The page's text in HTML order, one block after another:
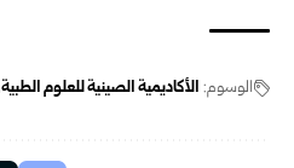
الوسوم: الأكاديمية الصينية للعلوم الطبية